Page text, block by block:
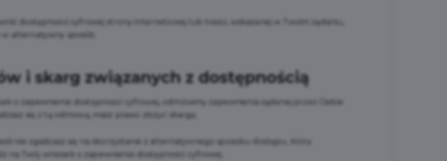
dostępności cyfrowej strony internetowej lub treści, wskazanej w Twoim żądaniu,
alternatywny sposób.
i skarg związanych z dostępnością
o zapewnienie dostępności cyfrowej, odmówimy zapewnienia żądanej przez Ciebie
się z tą odmową, masz prawo złożyć skargę.
nie zgadzasz się na skorzystanie z alternatywnego sposobu dostępu, który
na Twój wniosek o zapewnienie dostępności cyfrowej.